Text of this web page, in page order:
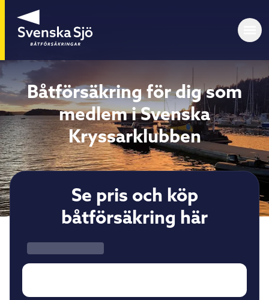
Båtförsäkring för dig som
medlem i Svenska
Kryssarklubben
Se pris och köp
båtförsäkring här